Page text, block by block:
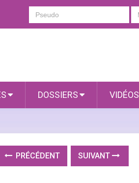
DOSSIERS VIDÉOS
PRÉCÉDENT SUIVANT